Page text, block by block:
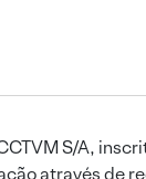
S/A,
através de